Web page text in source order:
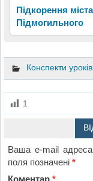
Підкорення
Підмогильного
Конспекти уроків
1
Ваша e-mail
поля позначені*